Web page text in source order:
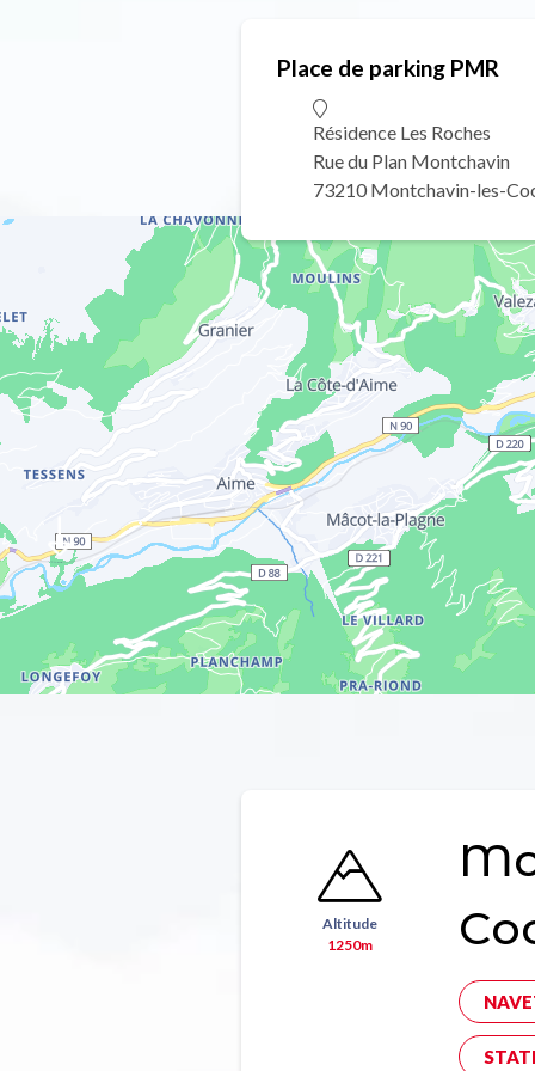
Place de parking PMR
Résidence Les Roches
Rue du Plan Montchavin
73210 Montchavin-les-
Altitude
1250m